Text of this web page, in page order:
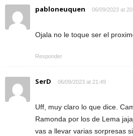
pabloneuquen 06/09/2023 at
Ojala no le toque ser el
Responder
SerD 06/09/2023 at 21:49
Uff, muy claro lo que dice.
Ramonda por los de Lema
vas a llevar varias sorpresas